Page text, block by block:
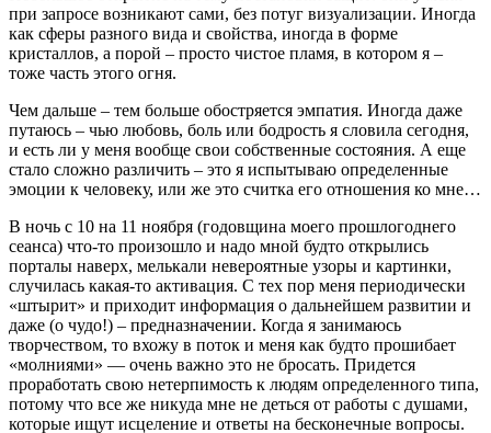
при запросе возникают сами, без потуг визуализации. Иногда
как сферы разного вида и свойства, иногда в форме
кристаллов, а порой – просто чистое пламя, в котором я –
тоже часть этого огня.
Чем дальше – тем больше обостряется эмпатия. Иногда даже
путаюсь – чью любовь, боль или бодрость я словила сегодня,
и есть ли у меня вообще свои собственные состояния. А еще
стало сложно различить – это я испытываю определенные
эмоции к человеку, или же это считка его отношения ко мне…
В ночь с 10 на 11 ноября (годовщина моего прошлогоднего
сеанса) что-то произошло и надо мной будто открылись
порталы наверх, мелькали невероятные узоры и картинки,
случилась какая-то активация. С тех пор меня периодически
«штырит» и приходит информация о дальнейшем развитии и
даже (о чудо!) – предназначении. Когда я занимаюсь
творчеством, то вхожу в поток и меня как будто прошибает
«молниями» — очень важно это не бросать. Придется
проработать свою нетерпимость к людям определенного типа,
потому что все же никуда мне не деться от работы с душами,
которые ищут исцеление и ответы на бесконечные вопросы.